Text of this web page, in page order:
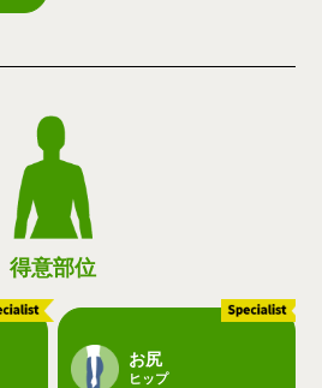
得意部位
お尻
ヒップ